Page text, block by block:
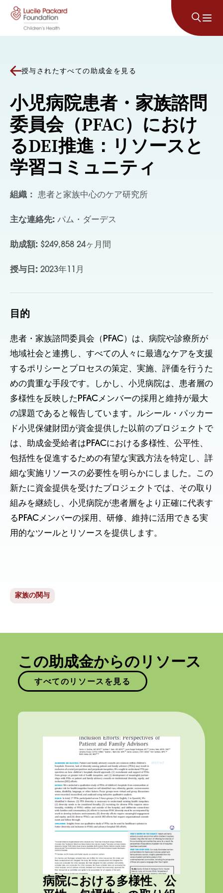
コンテンツにスキップ
授与されたすべての助成金を見る
小児病院患者・家族諮問
委員会（PFAC）におけ
るDEI推進：リソースと
学習コミュニティ
組織： 患者と家族中心のケア研究所
主な連絡先: パム・ダーデス
助成額: $249,858 24ヶ月間
授与日: 2023年11月
目的
患者・家族諮問委員会（PFAC）は、病院や診療所が
地域社会と連携し、すべての人々に最適なケアを支援
するポリシーとプロセスの策定、実施、評価を行うた
めの貴重な手段です。しかし、小児病院は、患者層の
多様性を反映したPFACメンバーの採用と維持が最大
の課題であると報告しています。ルシール・パッカー
ド小児保健財団が資金提供した以前のプロジェクトで
は、助成金受給者はPFACにおける多様性、公平性、
包括性を促進するための有望な実践方法を特定し、詳
細な実施リソースの必要性を明らかにしました。この
新たに資金提供を受けたプロジェクトでは、その取り
組みを継続し、小児病院が患者層をより正確に代表す
るPFACメンバーの採用、研修、維持に活用できる実
用的なツールとリソースを提供します。
家族の関与
この助成金からのリソース
すべてのリソースを見る
病院における多様性、公